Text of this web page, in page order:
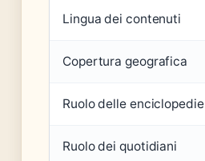
Lingua dei contenuti
Copertura geografica
Ruolo delle enciclopedie
Ruolo dei quotidiani